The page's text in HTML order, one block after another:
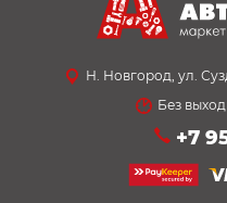
Н. Новгород, ул.
Без
+7